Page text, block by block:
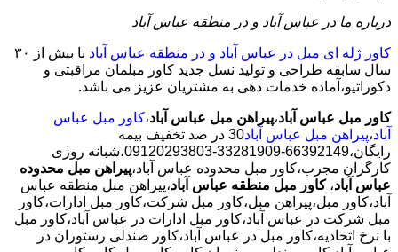
درباره ما در عباس آباد و در منطقه عباس آباد
کاور ژله ای مبل در عباس آباد و در منطقه عباس آباد
با بیش از ٣٠
سال سابقه طراحی و تولید نسل جدید کاور مبلمان مراقبتی و
دکوراتیو،آماده خدمات دهی به مشتریان عزیز می باشد.
کاور مبل عباس آباد،پیراهن مبل عباس آباد،کاور مبل عباس
آباد،پیراهن مبل عباس آباد
30 در صد تخفیف بیمه
رایگان،66392149-33281909-09120293803،شبانه روزی
کارگران مجرب،کاور مبل محدوده عباس آباد،پیراهن مبل محدوده
عباس آباد، کاور مبل منطقه عباس آباد،پیراهن مبل منطقه عباس
آباد،کاور مبل،پیراهن مبل،کاور مبل شرکت،کاور مبل ادارات،کاور
مبل شرکت در عباس آباد،کاور مبل ادارات در عباس آباد،کاور مبل
با نرخ اتحادیه،کاور مبل در عباس آباد،کاور صندلی رستوران در